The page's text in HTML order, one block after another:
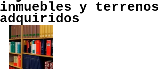
inmuebles y terrenos
adquiridos